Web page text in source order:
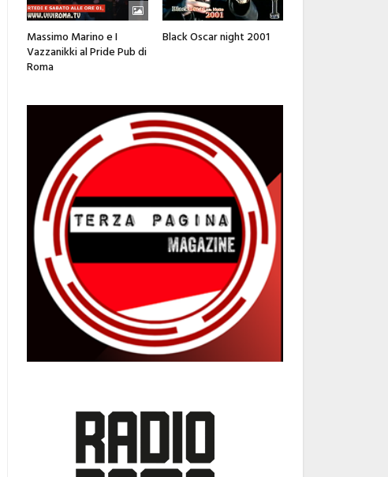
Massimo Marino e I
Vazzanikki al Pride Pub di
Roma
Black Oscar night 2001